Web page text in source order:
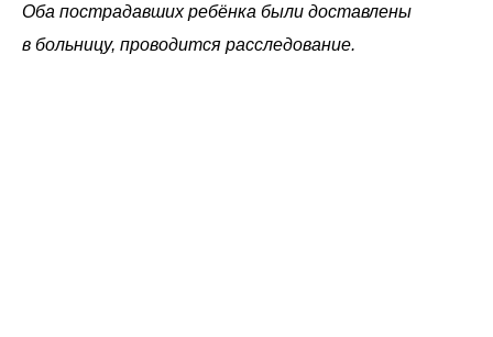
Оба пострадавших ребёнка были доставлены
в больницу, проводится расследование.